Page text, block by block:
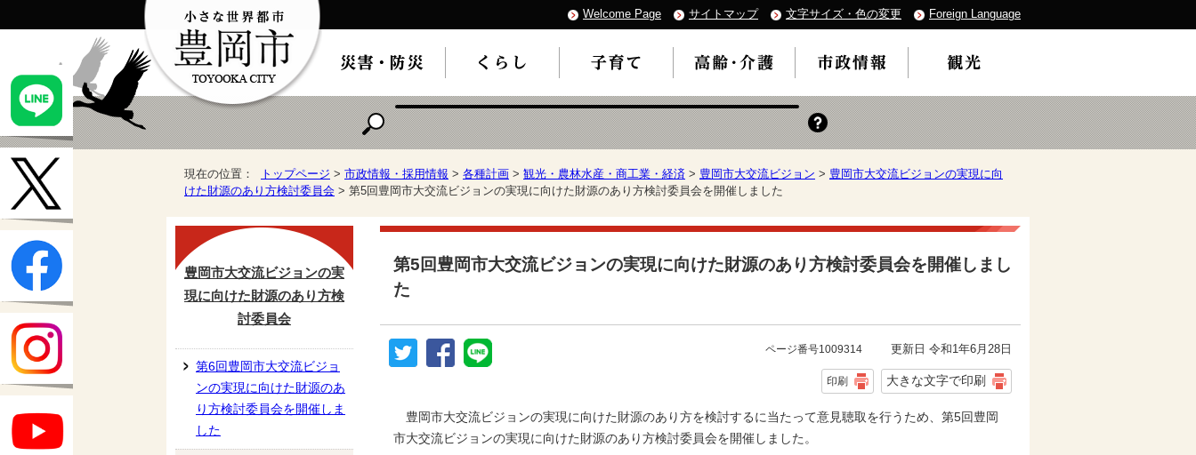
Welcome Page サイトマップ 文字サイズ・色の変更 Foreign Language
現在の位置： トップページ > 市政情報・採用情報 > 各種計画 > 観光・農林水産・商工業・経済 > 豊岡市大交流ビジョン > 豊岡市大交流ビジョンの実現に向
けた財源のあり方検討委員会 > 第5回豊岡市大交流ビジョンの実現に向けた財源のあり方検討委員会を開催しました
第5回豊岡市大交流ビジョンの実現に向けた財源のあり方検討委員会を開催しまし
た
ページ番号1009314 更新日 令和1年6月28日
印刷 大きな文字で印刷
豊岡市大交流ビジョンの実現に向けた財源のあり方を検討するに当たって意見聴取を行うため、第5回豊岡
市大交流ビジョンの実現に向けた財源のあり方検討委員会を開催しました。
豊岡市大交流ビジョンの実
現に向けた財源のあり方検
討委員会
第6回豊岡市大交流ビジョ
ンの実現に向けた財源のあ
り方検討委員会を開催しま
した